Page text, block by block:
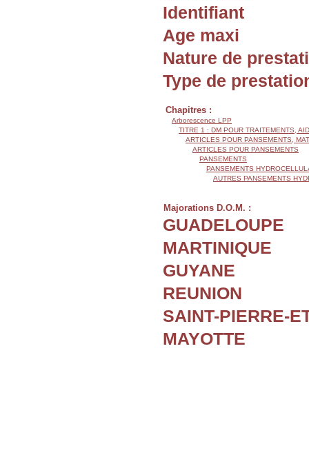
Identifiant
Age maxi
Nature de
Type de
Chapitres :
Arborescence LPP
TITRE 1 : DM POUR TRAITEMENTS,
ARTICLES POUR PANSEMENTS,
ARTICLES POUR PANSEMENTS
PANSEMENTS
PANSEMENTS
AUTRES PANSEMENTS
Majorations D.O.M. :
GUADELOUPE
MARTINIQUE
GUYANE
REUNION
SAINT-PIERRE-
MAYOTTE